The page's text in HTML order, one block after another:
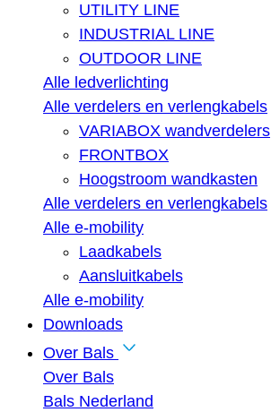
UTILITY LINE
INDUSTRIAL LINE
OUTDOOR LINE
Alle ledverlichting
Alle verdelers en verlengkabels
VARIABOX wandverdelers
FRONTBOX
Hoogstroom wandkasten
Alle verdelers en verlengkabels
Alle e-mobility
Laadkabels
Aansluitkabels
Alle e-mobility
Downloads
Over Bals
Over Bals
Bals Nederland